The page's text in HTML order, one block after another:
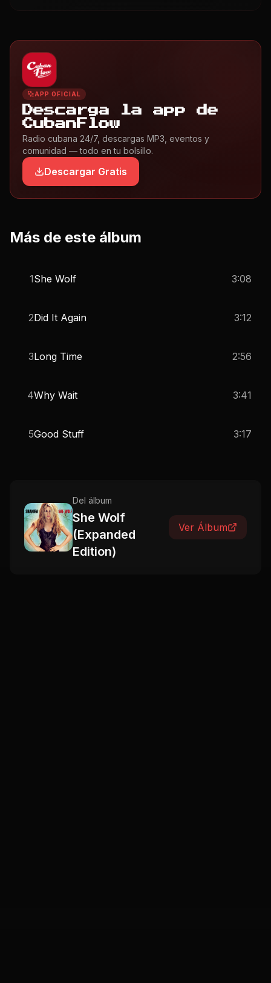
APP OFICIAL
Descarga la app de
CubanFlow
Radio cubana 24/7, descargas MP3, eventos y
comunidad — todo en tu bolsillo.
Descargar Gratis
Más de este álbum
1She Wolf 3:08
2Did It Again 3:12
3Long Time 2:56
4Why Wait 3:41
5Good Stuff 3:17
Del álbum
She Wolf
(Expanded
Edition)
Ver Álbum